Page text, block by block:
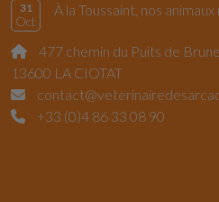
31
Oct
477 chemin du Puits de
13600 LA CIOTAT
+33 (0)4 86 33 08 90